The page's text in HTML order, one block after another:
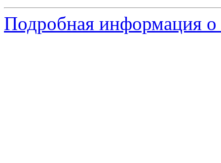
Подробная информация о